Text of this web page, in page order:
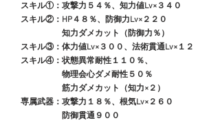
スキル①：攻撃力５４％、知力値Lv×３４０
スキル②：HP４８％、防御力Lv×２２０
知力ダメカット（防御力％）
スキル③：体力値Lv×３００、法術貫通Lv×１２
スキル④：状態異常耐性１１０％、
物理会心ダメ耐性５０％
筋力ダメカット（知力×２）
専属武器：攻撃力１８％、根気Lv×２６０
防御貫通９００